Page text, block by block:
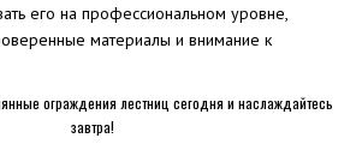
его на профессиональном уровне,
материалы и внимание к
ограждения лестниц сегодня и наслаждайтесь
завтра!